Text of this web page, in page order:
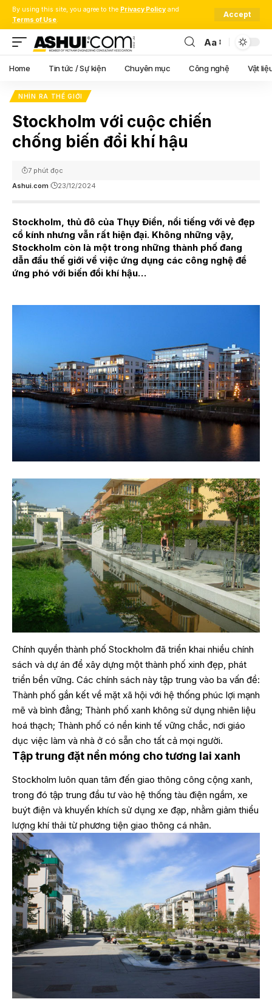
By using this site, you agree to the Privacy Policy and
Terms of Use.
Accept
Font
Resizer
Aa
Home Tin tức / Sự kiện Chuyên mục Công nghệ Vật
NHÌN RA THẾ GIỚI
Stockholm với cuộc chiến
chống biến đổi khí hậu
Ashui.com 23/12/2024
7 phút đọc
Stockholm, thủ đô của Thụy Điển, nổi tiếng với vẻ đẹp
cổ kính nhưng vẫn rất hiện đại. Không những vậy,
Stockholm còn là một trong những thành phố đang
dẫn đầu thế giới về việc ứng dụng các công nghệ để
ứng phó với biến đổi khí hậu…
Chính quyền thành phố Stockholm đã triển khai nhiều chính
sách và dự án để xây dựng một thành phố xinh đẹp, phát
triển bền vững. Các chính sách này tập trung vào ba vấn đề:
Thành phố gắn kết về mặt xã hội với hệ thống phúc lợi mạnh
mẽ và bình đẳng; Thành phố xanh không sử dụng nhiên liệu
hoá thạch; Thành phố có nền kinh tế vững chắc, nơi giáo
dục việc làm và nhà ở có sẵn cho tất cả mọi người.
Tập trung đặt nền móng cho tương lai xanh
Stockholm luôn quan tâm đến giao thông công cộng xanh,
trong đó tập trung đầu tư vào hệ thống tàu điện ngầm, xe
buýt điện và khuyến khích sử dụng xe đạp, nhằm giảm thiểu
lượng khí thải từ phương tiện giao thông cá nhân.